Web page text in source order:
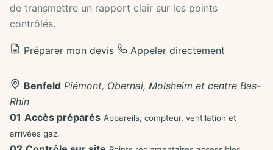
de transmettre un rapport clair sur les points
contrôlés.
Préparer mon devis Appeler directement
Benfeld Piémont, Obernai, Molsheim et centre Bas-
Rhin
01 Accès préparés Appareils, compteur, ventilation et
arrivées gaz.